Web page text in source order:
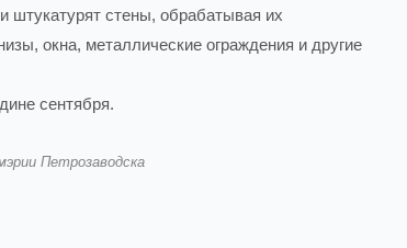
штукатурят стены, обрабатывая их
окна, металлические ограждения и другие
сентября.
Петрозаводска